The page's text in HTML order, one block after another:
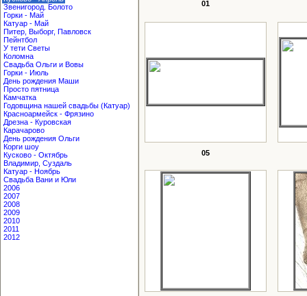
Звенигород. Болото
Горки - Май
Катуар - Май
Питер, Выборг, Павловск
Пейнтбол
У тети Светы
Коломна
Свадьба Ольги и Вовы
Горки - Июль
День рождения Маши
Просто пятница
Камчатка
Годовщина нашей свадьбы (Катуар)
Красноармейск - Фрязино
Дрезна - Куровская
Карачарово
День рождения Ольги
Корги шоу
Кусково - Октябрь
Владимир, Суздаль
Катуар - Ноябрь
Свадьба Вани и Юли
2006
2007
2008
2009
2010
2011
2012
01
05